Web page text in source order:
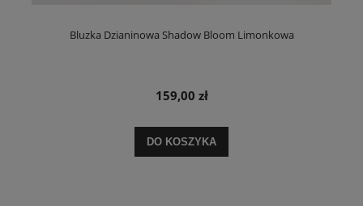
Bluzka Dzianinowa Shadow Bloom Limonkowa
159,00 zł
DO KOSZYKA